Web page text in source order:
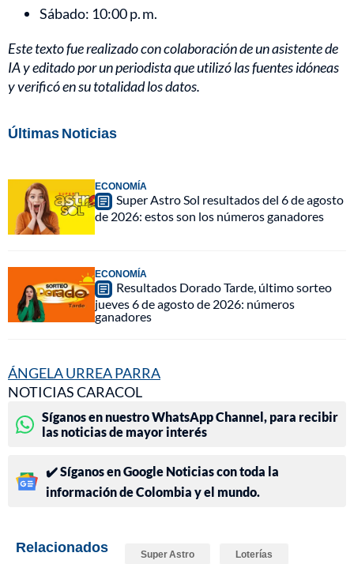
Sábado: 10:00 p. m.
Este texto fue realizado con colaboración de un asistente de
IA y editado por un periodista que utilizó las fuentes idóneas
y verificó en su totalidad los datos.
Últimas Noticias
ECONOMÍA
Super Astro Sol resultados del 6 de agosto
de 2026: estos son los números ganadores
ECONOMÍA
Resultados Dorado Tarde, último sorteo
jueves 6 de agosto de 2026: números
ganadores
ÁNGELA URREA PARRA
NOTICIAS CARACOL
Síganos en nuestro WhatsApp Channel, para recibir
las noticias de mayor interés
✔️ Síganos en Google Noticias con toda la
información de Colombia y el mundo.
Relacionados Super Astro Loterías